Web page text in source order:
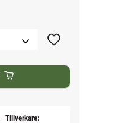
Lägg till i favoriter
Tillverkare